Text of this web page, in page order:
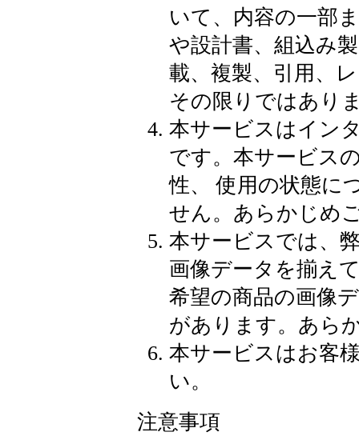
いて、内容の一部
や設計書、組込み
載、複製、引用、
その限りではあり
本サービスはイン
です。本サービス
性、 使用の状態に
せん。あらかじめ
本サービスでは、
画像データを揃え
希望の商品の画像
があります。あら
本サービスはお客
い。
注意事項